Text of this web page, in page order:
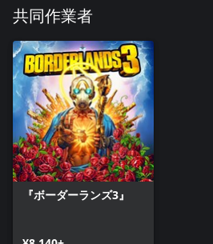
う！
• ヴォルト・ハンターのヘッド＆スキン
飾、新登場のビークル・スキンなど、
イテムでスタイリッシュにキメよう！
共同作業者
『ボーダーランズ3』